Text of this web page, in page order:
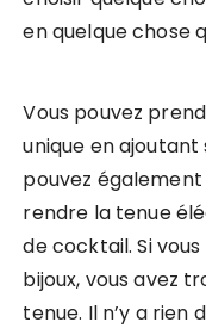
en quelque chose
Vous pouvez
unique en
pouvez
rendre la tenue
de cocktail. Si
bijoux, vous avez
tenue. Il n’y a rien